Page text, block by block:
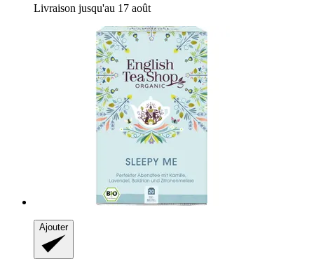
Livraison jusqu'au 17 août
Ajouter